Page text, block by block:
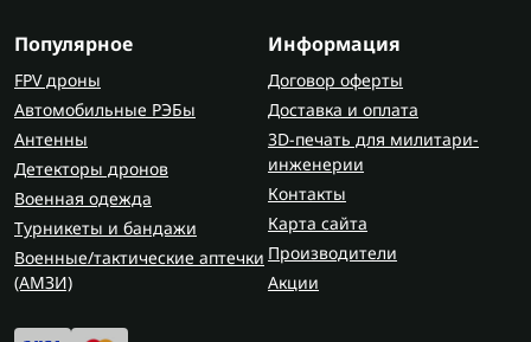
Аккумуляторная шлифмашинка бывает разных
типов:
Орбитальная (эксцентриковая)— подошва
вибрирует одновременно с вращением. Для
чистого финишного шлифования;
Угловая— использует шлифовальные или
отрезные круги. Для грубой зачистки,
обработки металла и камня;
Вибрационная (плоскошлифовальная)
Популярное
FPV дроны
Автомобильные РЭБы
Антенны
Детекторы дронов
Военная одежда
Турникеты и бандажи
Военные/тактические аптечки
(AMЗИ)
Информация
Договор оферты
Доставка и оплата
3D-печать для милитари-
инженерии
Контакты
Карта сайта
Производители
Акции